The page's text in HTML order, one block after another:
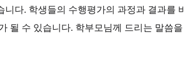
다. 학생들의 수행평가의 과정과 결과를
수 있습니다. 학부모님께 드리는 말씀